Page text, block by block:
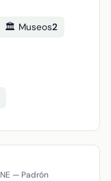
🏛️ Museos2
— Padrón